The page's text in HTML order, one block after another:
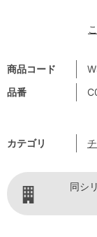
商品コード
品番
カテゴリ
同シ